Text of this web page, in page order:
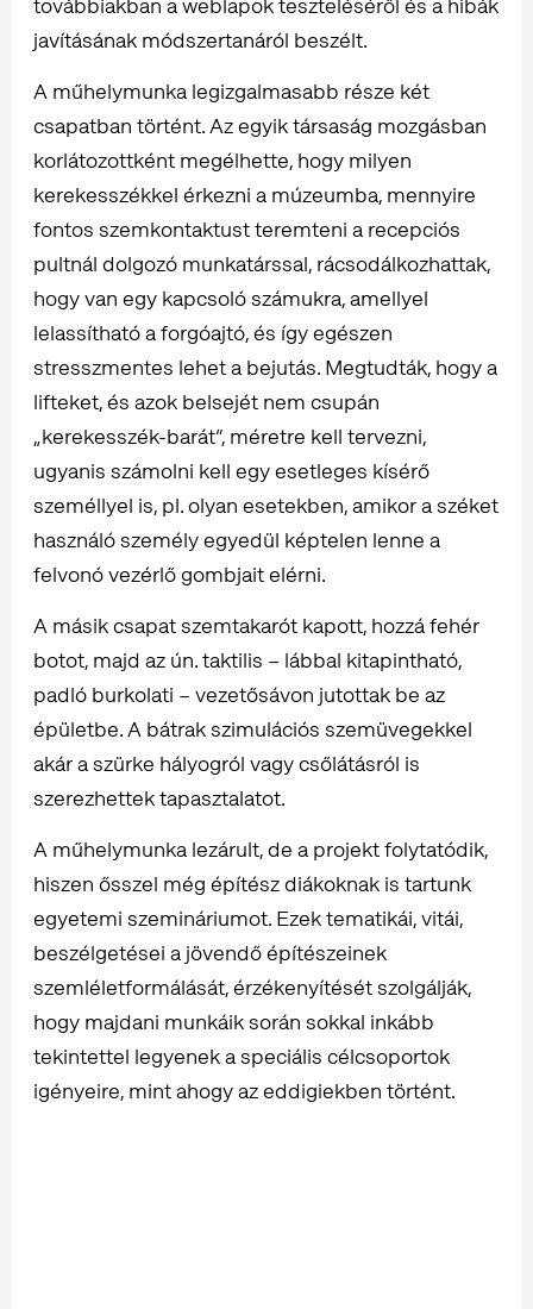
továbbiakban a weblapok teszteléséről és a hibák
javításának módszertanáról beszélt.
A műhelymunka legizgalmasabb része két
csapatban történt. Az egyik társaság mozgásban
korlátozottként megélhette, hogy milyen
kerekesszékkel érkezni a múzeumba, mennyire
fontos szemkontaktust teremteni a recepciós
pultnál dolgozó munkatárssal, rácsodálkozhattak,
hogy van egy kapcsoló számukra, amellyel
lelassítható a forgóajtó, és így egészen
stresszmentes lehet a bejutás. Megtudták, hogy a
lifteket, és azok belsejét nem csupán
„kerekesszék-barát”, méretre kell tervezni,
ugyanis számolni kell egy esetleges kísérő
személlyel is, pl. olyan esetekben, amikor a széket
használó személy egyedül képtelen lenne a
felvonó vezérlő gombjait elérni.
A másik csapat szemtakarót kapott, hozzá fehér
botot, majd az ún. taktilis – lábbal kitapintható,
padló burkolati – vezetősávon jutottak be az
épületbe. A bátrak szimulációs szemüvegekkel
akár a szürke hályogról vagy csőlátásról is
szerezhettek tapasztalatot.
A műhelymunka lezárult, de a projekt folytatódik,
hiszen ősszel még építész diákoknak is tartunk
egyetemi szemináriumot. Ezek tematikái, vitái,
beszélgetései a jövendő építészeinek
szemléletformálását, érzékenyítését szolgálják,
hogy majdani munkáik során sokkal inkább
tekintettel legyenek a speciális célcsoportok
igényeire, mint ahogy az eddigiekben történt.